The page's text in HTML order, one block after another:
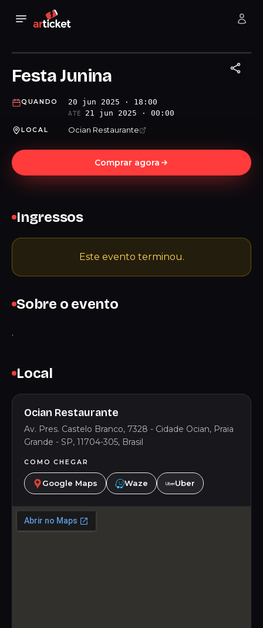
Festa Junina
QUANDO 20 jun 2025 · 18:00
ATÉ 21 jun 2025 · 00:00
LOCAL Ocian Restaurante
Comprar agora
Sobre o evento
.
Local
Ocian Restaurante
Av. Pres. Castelo Branco, 7328 - Cidade Ocian, Praia
Grande - SP, 11704-305, Brasil
COMO CHEGAR
Google Maps Waze Uber
Ingressos
Este evento terminou.